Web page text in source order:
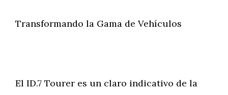
Transformando la Gama de Vehículos
El ID.7 Tourer es un claro indicativo de la